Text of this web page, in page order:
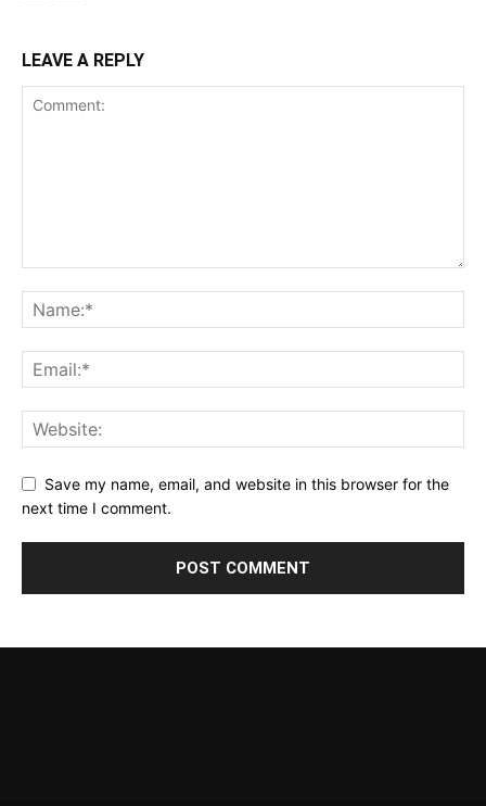
LEAVE A REPLY
Save my name, email, and website in this browser for the
next time I comment.